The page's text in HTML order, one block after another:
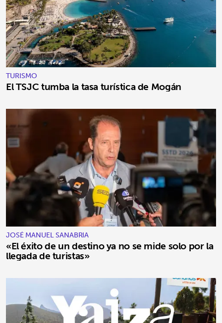
TURISMO
El TSJC tumba la tasa turística de Mogán
JOSÉ MANUEL SANABRIA
«El éxito de un destino ya no se mide solo por la
llegada de turistas»